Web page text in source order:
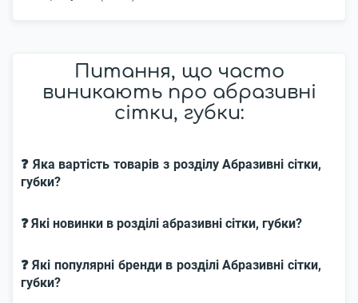
Питання, що часто
виникають про абразивні
сітки, губки:
❓ Яка вартість товарів з розділу Абразивні сітки,
губки?
❓ Які новинки в розділі абразивні сітки, губки?
❓ Які популярні бренди в розділі Абразивні сітки,
губки?